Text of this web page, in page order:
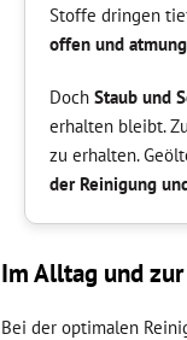
Stoffe dringen
offen und
DochStaub und
erhalten bleibt.
zu erhalten.
der Reinigung
Im Alltag und
Bei der optimalen